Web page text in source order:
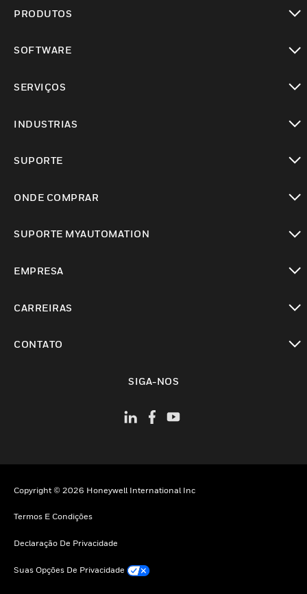
PRODUTOS
SOFTWARE
SERVIÇOS
INDUSTRIAS
SUPORTE
ONDE COMPRAR
SUPORTE MYAUTOMATION
EMPRESA
CARREIRAS
CONTATO
SIGA-NOS
Copyright © 2026 Honeywell International Inc
Termos E Condições
Declaração De Privacidade
Suas Opções De Privacidade